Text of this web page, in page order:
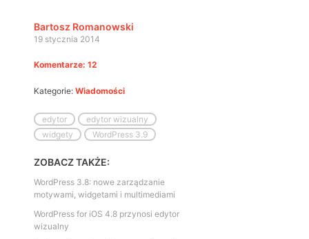
Bartosz Romanowski
19 stycznia 2014
Komentarze: 12
Kategorie: Wiadomości
edytor
edytor wizualny
widgety
WordPress 3.9
ZOBACZ TAKŻE:
WordPress 3.8: nowe zarządzanie
motywami, widgetami i multimediami
WordPress for iOS 4.8 przynosi edytor
wizualny